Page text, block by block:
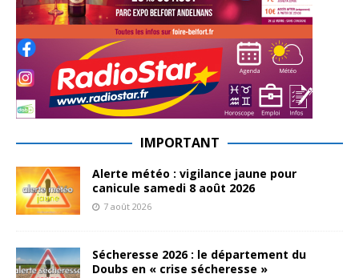
IMPORTANT
Alerte météo : vigilance jaune pour
canicule samedi 8 août 2026
7 août 2026
Sécheresse 2026 : le département du
Doubs en « crise sécheresse »